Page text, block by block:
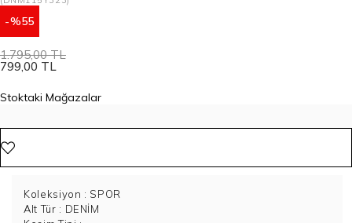
55
1.795,00 TL
799,00 TL
Stoktaki Mağazalar
Koleksiyon : SPOR
Alt Tür : DENİM